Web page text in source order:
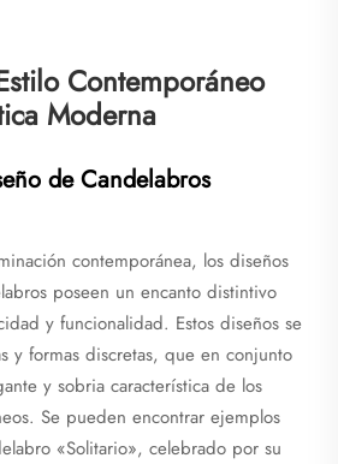
Contemporáneo
Moderna
de Candelabros
contemporánea, los diseños
poseen un encanto distintivo
y funcionalidad. Estos diseños se
y formas discretas, que en conjunto
y sobria característica de los
Se pueden encontrar ejemplos
«Solitario», celebrado por su